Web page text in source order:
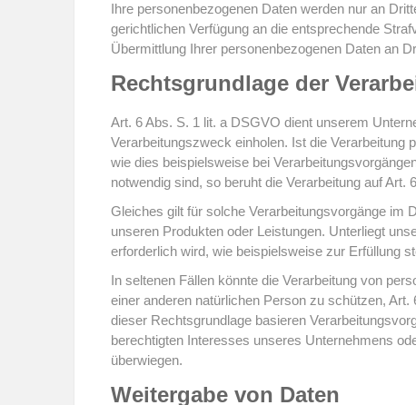
Ihre personenbezogenen Daten werden nur an
gerichtlichen Verfügung an die entsprechende
Übermittlung Ihrer personenbezogenen Daten an
Rechtsgrundlage der
Art. 6 Abs. S. 1 lit. a DSGVO dient unserem
Verarbeitungszweck einholen. Ist die Verarbeitung
wie dies beispielsweise bei
notwendig sind, so beruht die Verarbeitung auf Art.
Gleiches gilt für solche Verarbeitungsvorgänge im
unseren Produkten oder Leistungen. Unterliegt
erforderlich wird, wie beispielsweise zur Erfüllung
In seltenen Fällen könnte die Verarbeitung von
einer anderen natürlichen Person zu schützen,
dieser Rechtsgrundlage basieren
berechtigten Interesses unseres Unternehmens
überwiegen.
Weitergabe von Daten